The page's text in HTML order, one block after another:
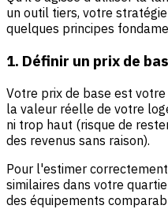
un outil tiers, votre
quelques principes
1. Définir un prix de
Votre prix de base est
la valeur réelle de votre
ni trop haut (risque de
des revenus sans raison).
Pour l'estimer
similaires dans votre
des équipements